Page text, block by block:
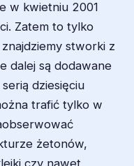
w kwietniu 2001
Zatem to tylko
stworki z
dalej są dodawane
dziesięciu
trafić tylko w
żetonów,